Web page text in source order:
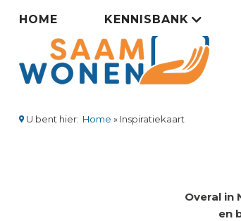
gaan
Zorgsaamwonen
menu
HOME KENNISBANK
U bent hier: Home Inspiratiekaart
Overal in
en